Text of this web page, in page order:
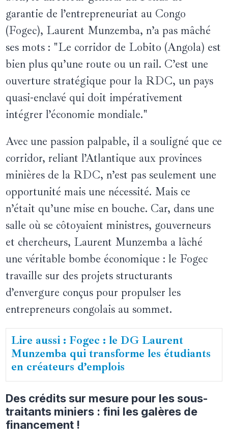
garantie de l’entrepreneuriat au Congo
(Fogec), Laurent Munzemba, n’a pas mâché
ses mots : "Le corridor de Lobito (Angola) est
bien plus qu’une route ou un rail. C’est une
ouverture stratégique pour la RDC, un pays
quasi-enclavé qui doit impérativement
intégrer l’économie mondiale."
Avec une passion palpable, il a souligné que ce
corridor, reliant l’Atlantique aux provinces
minières de la RDC, n’est pas seulement une
opportunité mais une nécessité. Mais ce
n’était qu’une mise en bouche. Car, dans une
salle où se côtoyaient ministres, gouverneurs
et chercheurs, Laurent Munzemba a lâché
une véritable bombe économique : le Fogec
travaille sur des projets structurants
d’envergure conçus pour propulser les
entrepreneurs congolais au sommet.
Lire aussi : Fogec : le DG Laurent
Munzemba qui transforme les étudiants
en créateurs d’emplois
Des crédits sur mesure pour les sous-
traitants miniers : fini les galères de
financement !